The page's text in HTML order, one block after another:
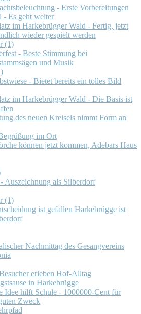
- Erste Vorbereitungen
- Es geht weiter
im Harkebrügger Wald - Fertig, jetzt
wieder gespielt werden
(1)
- Beste Stimmung bei
und Musik
- Bietet bereits ein tolles Bild
im Harkebrügger Wald - Die Basis ist
des neuen Kreisels nimmt Form an
im Ort
können jetzt kommen, Adebars Haus
Auszeichnung als Silberdorf
(1)
ist gefallen Harkebrügge ist
Nachmittag des Gesangvereins
erleben Hof-Alltag
in Harkebrügge
Idee hilft Schule - 1000000-Cent für
Zweck